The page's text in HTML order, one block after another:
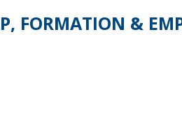
, FORMATION &